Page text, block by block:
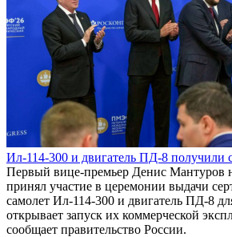
Ил-114-300 и двигатель ПД-8 получили
Первый вице-премьер Денис
принял участие в церемонии выдачи
самолет Ил-114-300 и двигатель ПД-8
открывает запуск их коммерческой
сообщает правительство России.